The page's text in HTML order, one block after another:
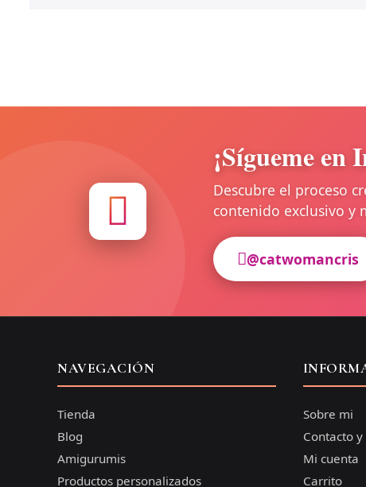
¡Sígueme en
Descubre el proceso
contenido exclusivo y
@catwomancris
NAVEGACIÓN
Tienda
Blog
Amigurumis
Productos personalizados
Sobre mi
Contacto
Mi cuenta
Carrito